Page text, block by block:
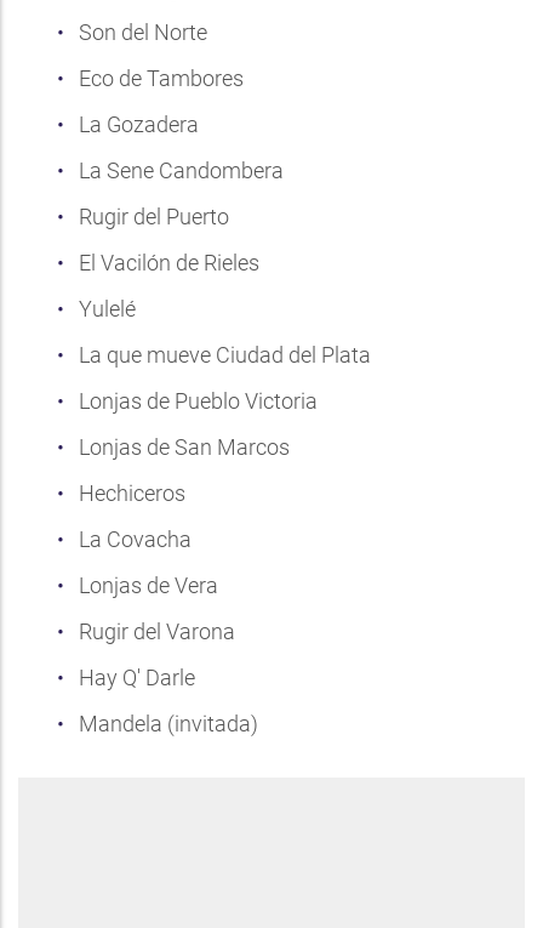
Son del Norte
Eco de Tambores
La Gozadera
La Sene Candombera
Rugir del Puerto
El Vacilón de Rieles
Yulelé
La que mueve Ciudad del Plata
Lonjas de Pueblo Victoria
Lonjas de San Marcos
Hechiceros
La Covacha
Lonjas de Vera
Rugir del Varona
Hay Q' Darle
Mandela (invitada)